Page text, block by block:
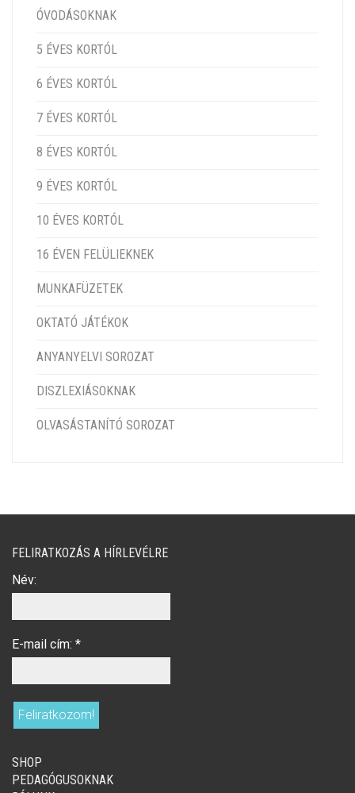
ÓVODÁSOKNAK
5 ÉVES KORTÓL
6 ÉVES KORTÓL
7 ÉVES KORTÓL
8 ÉVES KORTÓL
9 ÉVES KORTÓL
10 ÉVES KORTÓL
16 ÉVEN FELÜLIEKNEK
MUNKAFÜZETEK
OKTATÓ JÁTÉKOK
ANYANYELVI SOROZAT
DISZLEXIÁSOKNAK
OLVASÁSTANÍTÓ SOROZAT
FELIRATKOZÁS A HÍRLEVÉLRE
Név:
E-mail cím: *
SHOP
PEDAGÓGUSOKNAK